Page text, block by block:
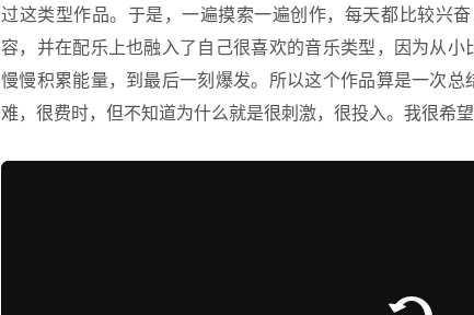
过这类型作品。于是，一遍摸索一遍创作，每天都比较兴
容，并在配乐上也融入了自己很喜欢的音乐类型，因为从
慢慢积累能量，到最后一刻爆发。所以这个作品算是一次
难，很费时，但不知道为什么就是很刺激，很投入。我很希